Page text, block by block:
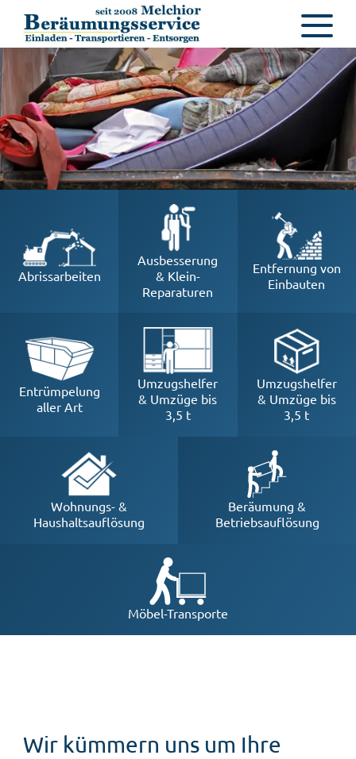
Abrissarbeiten
Ausbesserung
& Klein-
Reparaturen
Entfernung von
Einbauten
Entrümpelung
aller Art
Umzugshelfer
& Umzüge bis
3,5 t
Umzugshelfer
& Umzüge bis
3,5 t
Wohnungs- &
Haushaltsauflösung
Beräumung &
Betriebsauflösung
Möbel-Transporte
Wir kümmern uns um Ihre